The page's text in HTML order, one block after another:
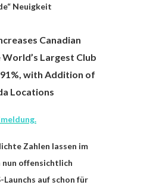
Neuigkeit
Canadian
Largest Club
with Addition of
Locations
Zahlen lassen im
offensichtlich
Launchs auf schon für